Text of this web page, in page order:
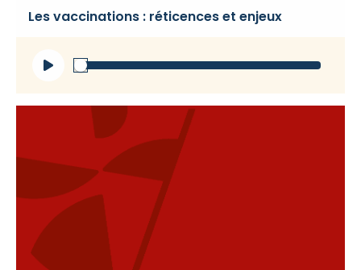
Les vaccinations : réticences et enjeux
Lecteur
audio